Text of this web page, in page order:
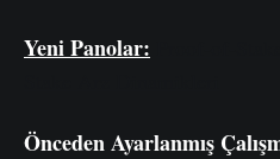
Yeni Panolar:
Önceden Ayarlanmış